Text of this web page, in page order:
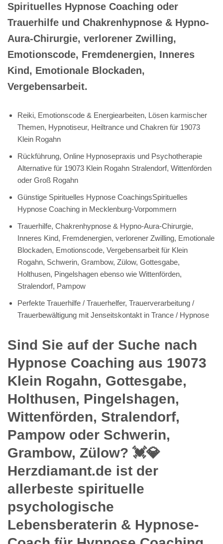
Spirituelles Hypnose Coaching oder
Trauerhilfe und Chakrenhypnose & Hypno-
Aura-Chirurgie, verlorener Zwilling,
Emotionscode, Fremdenergien, Inneres
Kind, Emotionale Blockaden,
Vergebensarbeit.
Reiki, Emotionscode & Energiearbeiten, Lösen karmischer
Themen, Hypnotiseur, Heiltrance und Chakren für 19073
Klein Rogahn
Rückführung, Online Hypnosepraxis und Psychotherapie
Alternative für 19073 Klein Rogahn Stralendorf, Wittenförden
oder Groß Rogahn
Günstige Spirituelles Hypnose CoachingsSpirituelles
Hypnose Coaching in Mecklenburg-Vorpommern
Trauerhilfe, Chakrenhypnose & Hypno-Aura-Chirurgie,
Inneres Kind, Fremdenergien, verlorener Zwilling, Emotionale
Blockaden, Emotionscode, Vergebensarbeit für Klein
Rogahn, Schwerin, Grambow, Zülow, Gottesgabe,
Holthusen, Pingelshagen ebenso wie Wittenförden,
Stralendorf, Pampow
Perfekte Trauerhilfe / Trauerhelfer, Trauerverarbeitung /
Trauerbewältigung mit Jenseitskontakt in Trance / Hypnose
Sind Sie auf der Suche nach
Hypnose Coaching aus 19073
Klein Rogahn, Gottesgabe,
Holthusen, Pingelshagen,
Wittenförden, Stralendorf,
Pampow oder Schwerin,
Grambow, Zülow? 💓️💎
Herzdiamant.de ist der
allerbeste spirituelle
psychologische
Lebensberaterin & Hypnose-